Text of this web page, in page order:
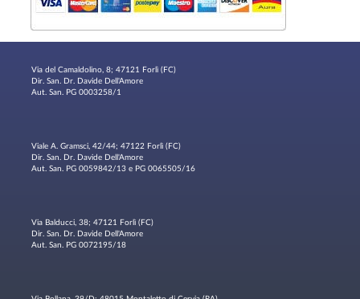
Via del Camaldolino, 8; 47121 Forlì (FC)
Dir. San. Dr. Davide Dell'Amore
Aut. San. PG 0003258/1
Viale A. Gramsci, 42/44; 47122 Forlì (FC)
Dir. San. Dr. Davide Dell'Amore
Aut. San. PG 0059842/13 e PG 0065505/16
Via Balducci, 38; 47121 Forlì (FC)
Dir. San. Dr. Davide Dell'Amore
Aut. San. PG 0072195/18